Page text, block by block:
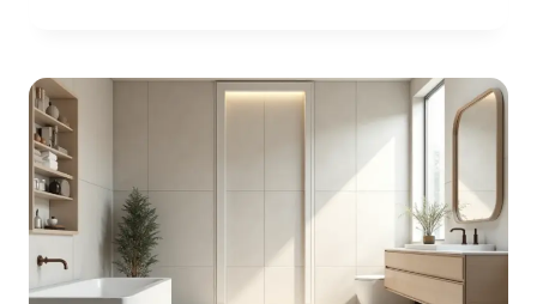
O
GUIA
TODOS